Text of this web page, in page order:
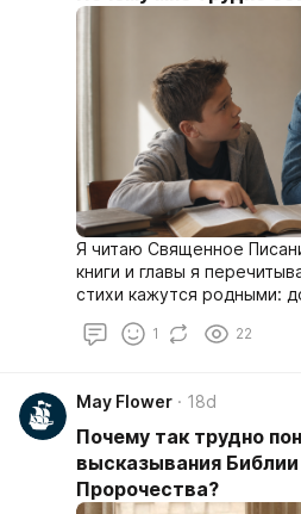
Я читаю Священное
книги и главы я
стихи кажутся родными:
1 22
May Flower 18d
Почему так трудно
высказывания
Пророчества?